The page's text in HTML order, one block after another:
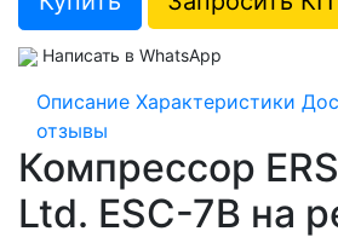
Написать в WhatsApp
Описание Характеристики
отзывы
Компрессор
Ltd. ESC-7B на